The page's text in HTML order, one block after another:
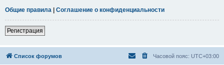
Общие правила | Соглашение о конфиденциальности
Регистрация
Список форумов Часовой пояс: UTC+03:00